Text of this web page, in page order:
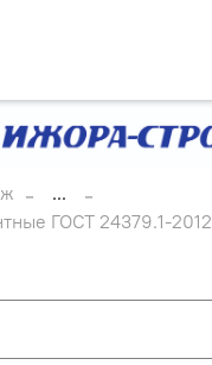
...
ГОСТ 24379.1-2012